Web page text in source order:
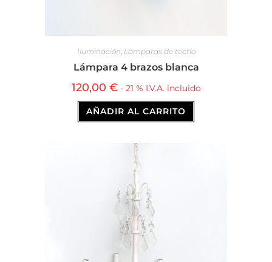
Iluminación, Lámparas de techo
Lámpara 4 brazos blanca
120,00 € · 21 % I.V.A. incluido
AÑADIR AL CARRITO